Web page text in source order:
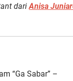
dariAnisa
“Ga Sabar” –